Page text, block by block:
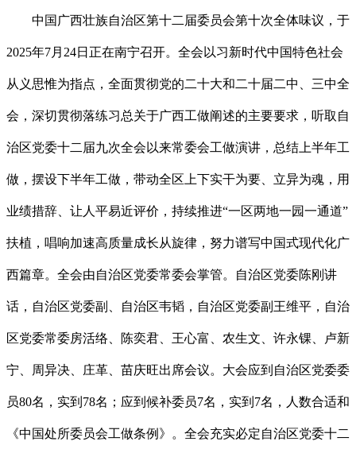
中国广西壮族自治区第十二届委员会第十次全体味议，于
2025年7月24日正在南宁召开。全会以习新时代中国特色社会
从义思惟为指点，全面贯彻党的二十大和二十届二中、三中全
会，深切贯彻落练习总关于广西工做阐述的主要要求，听取自
治区党委十二届九次全会以来常委会工做演讲，总结上半年工
做，摆设下半年工做，带动全区上下实干为要、立异为魂，用
业绩措辞、让人平易近评价，持续推进“一区两地一园一通道”
扶植，唱响加速高质量成长从旋律，努力谱写中国式现代化广
西篇章。全会由自治区党委常委会掌管。自治区党委陈刚讲
话，自治区党委副、自治区韦韬，自治区党委副王维平，自治
区党委常委房活络、陈奕君、王心富、农生文、许永锞、卢新
宁、周异决、庄革、苗庆旺出席会议。大会应到自治区党委委
员80名，实到78名；应到候补委员7名，实到7名，人数合适和
《中国处所委员会工做条例》。全会充实必定自治区党委十二